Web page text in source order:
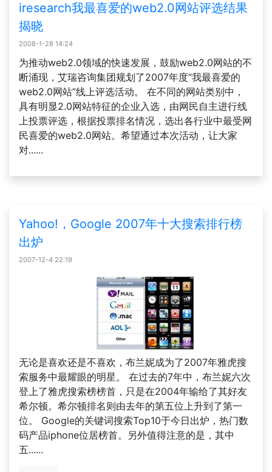
iresearch我最喜爱的web2.0网站评选结果
揭晓
2008-1-28 14:24
为推动web2.0领域的快速发展，鼓励web2.0网站的不
断涌现，艾瑞咨询集团规划了2007年度“我最喜爱的
web2.0网站”线上评选活动。 在不同的网站类别中，
具有明显2.0网站特征的企业入选，由网民自主进行线
上投票评选，根据投票排名情况，选出各行业中最受网
民喜爱的web2.0网站。希望通过本次活动，让大家
对......
Yahoo!，Google 2007年十大搜索排行榜
出炉
2007-12-4 22:19
无论是喜欢还是不喜欢，布兰妮成为了2007年雅虎搜
索服务中最耀眼的明星。 在过去的7年中，布兰妮六次
登上了雅虎搜索榜榜首，只是在2004年输给了其好友
希尔顿。希尔顿排名则由去年的第五位上升到了第一
位。 Google的关键词搜索Top10于今日出炉，热门数
码产品iphone位居榜首。另外值得注意的是，其中
五......